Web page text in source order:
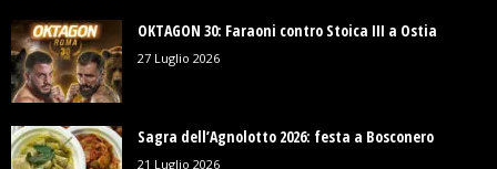
OKTAGON 30: Faraoni contro Stoica III a Ostia
27 Luglio 2026
Sagra dell’Agnolotto 2026: festa a Bosconero
21 Luglio 2026